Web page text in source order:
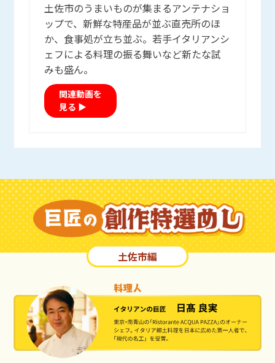
土佐市のうまいものが集まるアンテナショ
ップで、新鮮な特産品が並ぶ直売所のほ
か、食事処が立ち並ぶ。若手イタリアンシ
ェフによる料理の振る舞いなど新たな試
みも盛ん。
関連動画を
見る ▶
土佐市編